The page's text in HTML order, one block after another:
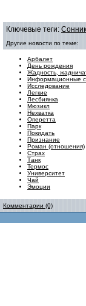
Ключевые теги: Сонник
Другие новости по теме:
Арбалет
День рождения
Жадность,
Информационные
Исследование
Легкие
Лесбиянка
Мюзикл
Нехватка
Оперетта
Парк
Покидать
Признание
Роман (отношения)
Страх
Танк
Термос
Университет
Чай
Эмоции
Комментарии (0)